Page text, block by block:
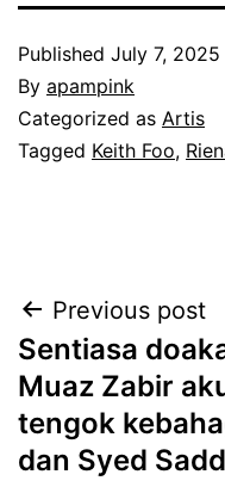
Published July 7, 2025
By apampink
Categorized as Artis
Tagged Keith Foo,
Post
navigation
Previous post
Sentiasa
Muaz Zabir
tengok
dan Syed